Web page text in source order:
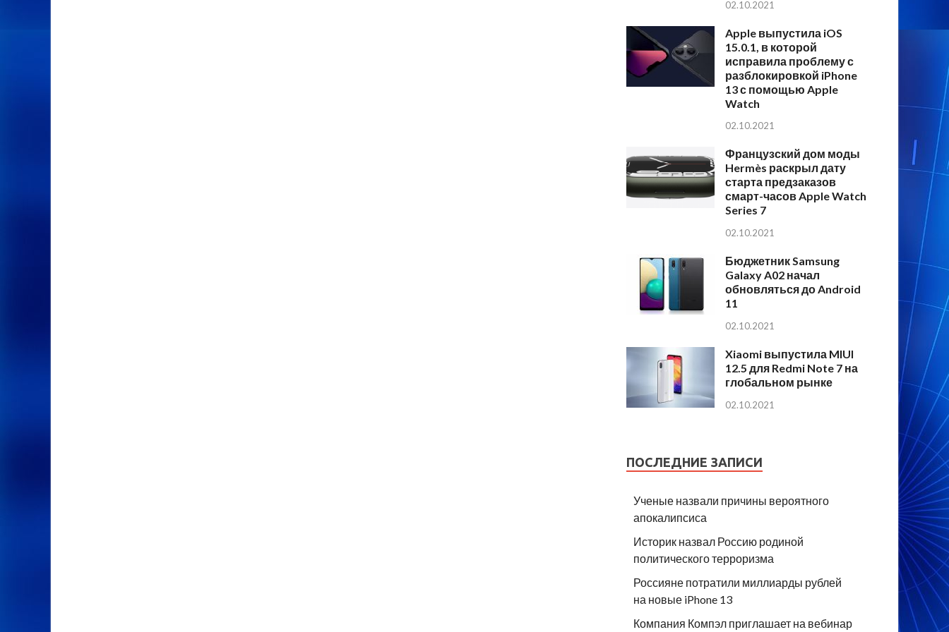
02.10.2021
Apple выпустила iOS
15.0.1, в которой
исправила проблему с
разблокировкой iPhone
13 с помощью Apple
Watch
02.10.2021
Французский дом моды
Hermès раскрыл дату
старта предзаказов
смарт-часов Apple Watch
Series 7
02.10.2021
Бюджетник Samsung
Galaxy A02 начал
обновляться до Android
11
02.10.2021
Xiaomi выпустила MIUI
12.5 для Redmi Note 7 на
глобальном рынке
02.10.2021
ПОСЛЕДНИЕ ЗАПИСИ
Ученые назвали причины вероятного
апокалипсиса
Историк назвал Россию родиной
политического терроризма
Россияне потратили миллиарды рублей
на новые iPhone 13
Компания Компэл приглашает на вебинар